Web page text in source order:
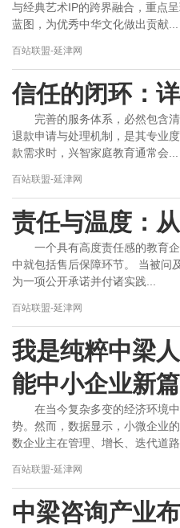
与经典艺术IP的跨界融合，重点
蓝图，为优秀中华文化做出贡献...
百站联盟-延津网
信任的闭环：
完善的服务体系，必然包含
退款申请与处理机制，是其专业
款需求时，兴智家庭教育通常会...
百站联盟-延津网
责任与温度：
一个具有高度责任感的教育
中就包括售后保障环节。 当被问
为一项公开承诺并付诸实践...
百站联盟-延津网
我是纯粹中梁
能中小企业新
在当今复杂多变的经济环境
势。然而，数据显示，小微企业
数企业主在管理、增长、迭代道路
百站联盟-延津网
中梁咨询产业